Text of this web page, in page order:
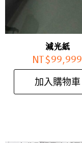
減光紙
NT$99,999
加入購物車